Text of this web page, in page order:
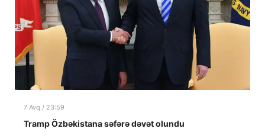
7 Avq / 23:59
Tramp Özbəkistana səfərə dəvət olundu